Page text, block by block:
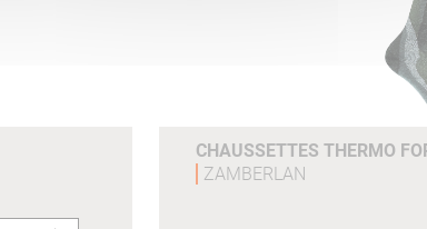
CHAUSSETTES THERMO
ZAMBERLAN